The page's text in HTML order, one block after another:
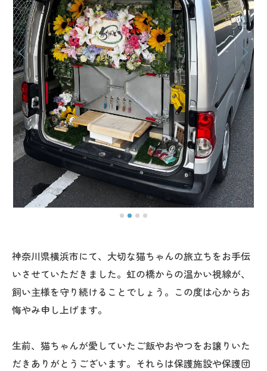
神奈川県横浜市にて、大切な猫ちゃんの旅立ちをお手伝
いさせていただきました。虹の橋からの温かい視線が、
飼い主様を守り続けることでしょう。この度は心からお
悔やみ申し上げます。
生前、猫ちゃんが愛していたご飯やおやつをお譲りいた
だきありがとうございます。それらは保護施設や保護団